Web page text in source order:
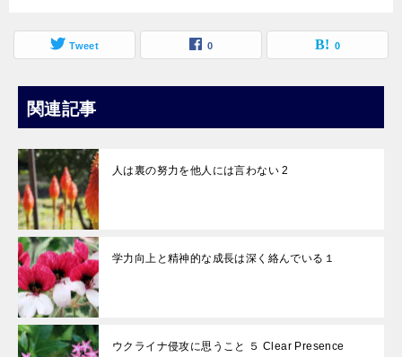
Tweet 0 0
関連記事
人は裏の努力を他人には言わない 2
学力向上と精神的な成長は深く絡んでいる１
ウクライナ侵攻に思うこと ５ Clear Presence